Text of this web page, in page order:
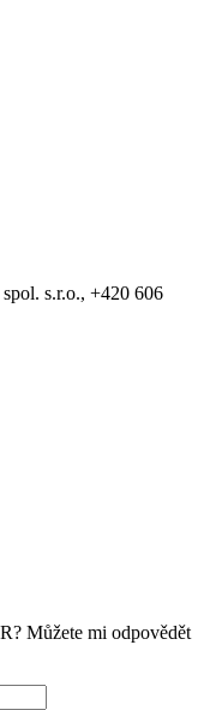
s.r.o., +420 606
Můžete mi odpovědět